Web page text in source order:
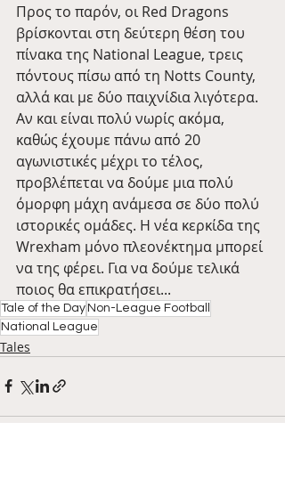
Προς το παρόν, οι Red Dragons
βρίσκονται στη δεύτερη θέση του
πίνακα της National League, τρεις
πόντους πίσω από τη Notts County,
αλλά και με δύο παιχνίδια λιγότερα.
Αν και είναι πολύ νωρίς ακόμα,
καθώς έχουμε πάνω από 20
αγωνιστικές μέχρι το τέλος,
προβλέπεται να δούμε μια πολύ
όμορφη μάχη ανάμεσα σε δύο πολύ
ιστορικές ομάδες. Η νέα κερκίδα της
Wrexham μόνο πλεονέκτημα μπορεί
να της φέρει. Για να δούμε τελικά
ποιος θα επικρατήσει...
Tale of the DayNon-League Football
National League
Tales